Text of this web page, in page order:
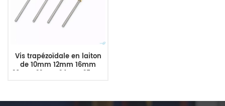
Vis trapézoïdale en laiton
de 10mm 12mm 16mm
20mm 22mm 24mm 25mm